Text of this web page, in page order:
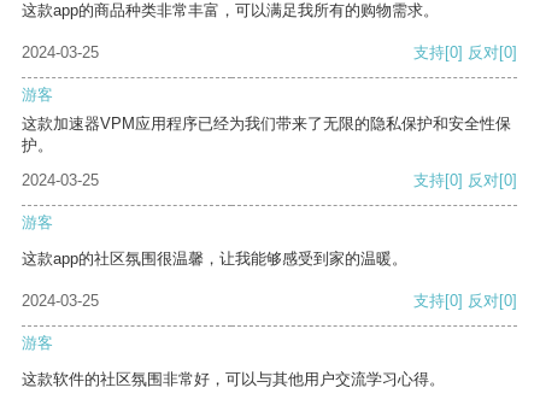
这款app的商品种类非常丰富，可以满足我所有的购物需求。
2024-03-25 支持[0] 反对[0]
游客
这款加速器VPM应用程序已经为我们带来了无限的隐私保护和安全性保
护。
2024-03-25
支持[0] 反对[0]
游客
这款app的社区氛围很温馨，让我能够感受到家的温暖。
2024-03-25 支持[0] 反对[0]
游客
这款软件的社区氛围非常好，可以与其他用户交流学习心得。